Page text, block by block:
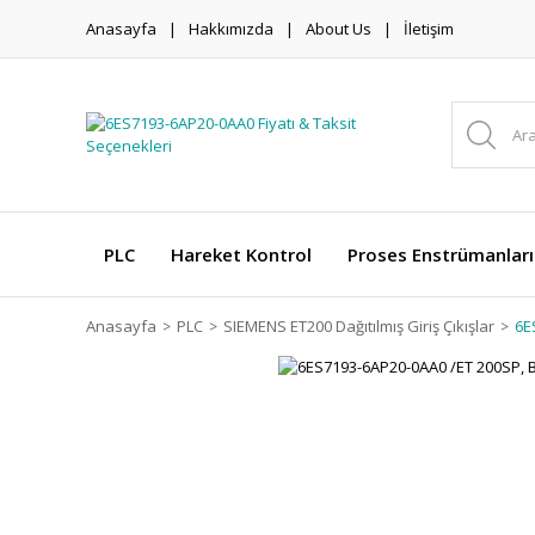
Anasayfa Hakkımızda About Us İletişim
PLC Hareket Kontrol Proses Enstrümanları
Anasayfa PLC SIEMENS ET200 Dağıtılmış Giriş Çıkışlar